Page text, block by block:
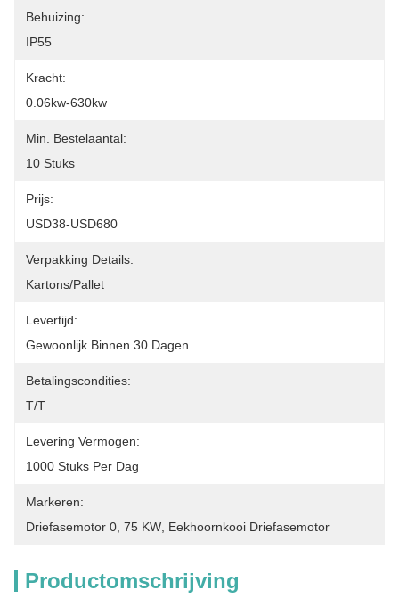
Behuizing:
IP55
Kracht:
0.06kw-630kw
Min. Bestelaantal:
10 Stuks
Prijs:
USD38-USD680
Verpakking Details:
Kartons/Pallet
Levertijd:
Gewoonlijk Binnen 30 Dagen
Betalingscondities:
T/T
Levering Vermogen:
1000 Stuks Per Dag
Markeren:
Driefasemotor 0 75 KW Eekhoornkooi Driefasemotor
Productomschrijving